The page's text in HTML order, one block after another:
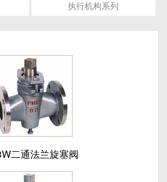
执行机构系列
二通法兰旋塞阀